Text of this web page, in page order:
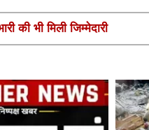
की भी मिली जिम्मेदारी